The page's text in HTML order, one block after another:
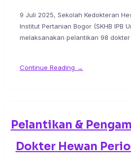
9 Juli 2025, Sekolah Kedokteran
Institut Pertanian Bogor (SKHB IPB
melaksanakan pelantikan 98 dokter
Continue Reading →
Pelantikan &
Dokter Hewan